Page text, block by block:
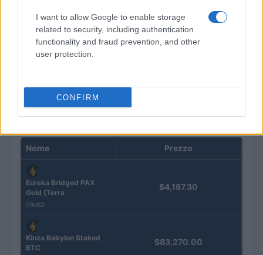
I want to allow Google to enable storage
related to security, including authentication
functionality and fraud prevention, and other
user protection.
CONFIRM
La macchina usata più affidabile: un investimento che esige
ponderazione
Nome Prezzo
Eureka Bridged PAX
Gold (Terra
(PAXG)
$4,187.30
Kinza Babylon Staked
BTC
$83,270.00